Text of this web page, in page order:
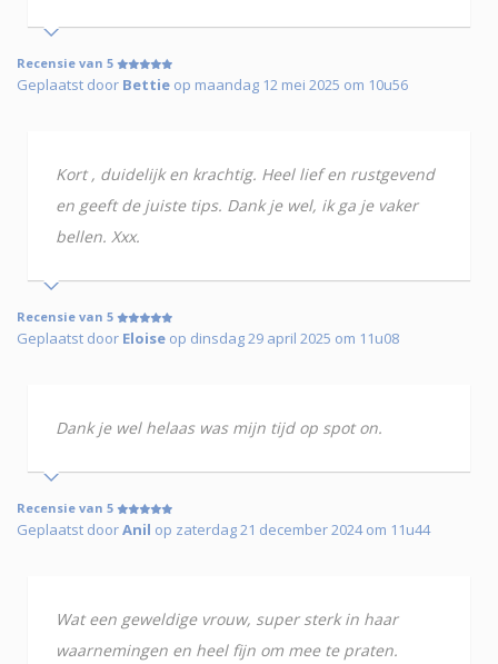
Recensie van 5
Geplaatst door Bettie op maandag 12 mei 2025 om 10u56
Kort , duidelijk en krachtig. Heel lief en rustgevend
en geeft de juiste tips. Dank je wel, ik ga je vaker
bellen. Xxx.
Recensie van 5
Geplaatst door Eloise op dinsdag 29 april 2025 om 11u08
Dank je wel helaas was mijn tijd op spot on.
Recensie van 5
Geplaatst doorAnil op zaterdag 21 december 2024 om 11u44
Wat een geweldige vrouw, super sterk in haar
waarnemingen en heel fijn om mee te praten.